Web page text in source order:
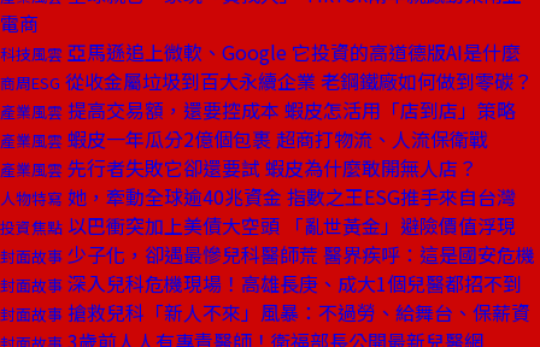
電商
科技風雲 亞馬遜追上微軟、Google 它投資的高道德版AI是什麼
商周ESG 從收金屬垃圾到百大永續企業 老鋼鐵廠如何做到零碳？
產業風雲 提高交易額，還要控成本 蝦皮怎活用「店到店」策略
產業風雲 蝦皮一年瓜分2億個包裹 超商打物流、人流保衛戰
產業風雲 先行者失敗它卻還要試 蝦皮為什麼敢開無人店？
人物特寫 她，牽動全球逾40兆資金 指數之王ESG推手來自台灣
投資焦點 以巴衝突加上美債大空頭 「亂世黃金」避險價值浮現
封面故事 少子化，卻遇最慘兒科醫師荒 醫界疾呼：這是國安危機
封面故事 深入兒科危機現場！高雄長庚、成大1個兒醫都招不到
封面故事 搶救兒科「新人不來」風暴：不過勞、給舞台、保薪資
3歲前人人有專責醫師！衛福部長公開最新兒醫網